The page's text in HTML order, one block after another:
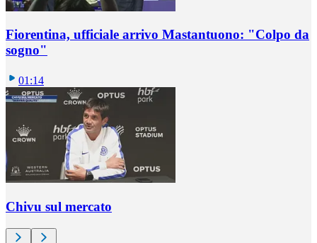
Fiorentina, ufficiale arrivo Mastantuono: "Colpo da
sogno"
01:14
Chivu sul mercato